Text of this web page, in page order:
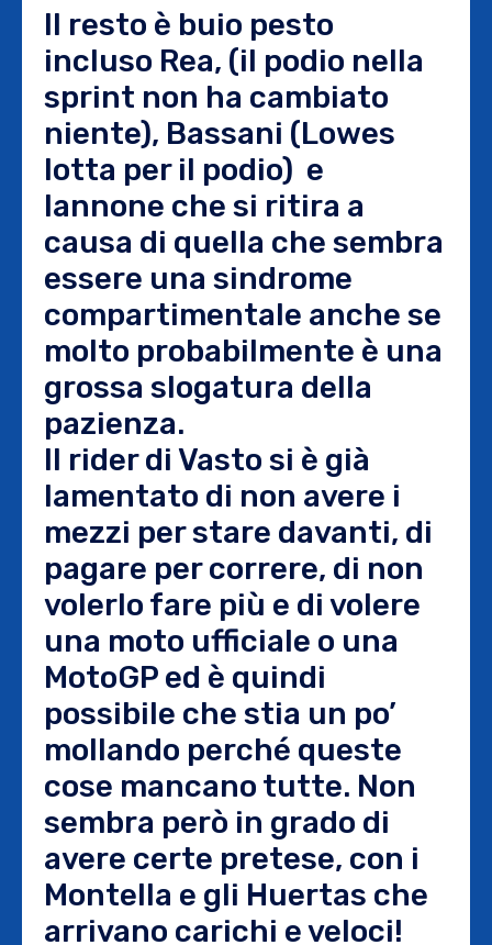
Il resto è buio pesto
incluso Rea, (il podio nella
sprint non ha cambiato
niente), Bassani (Lowes
lotta per il podio) e
Iannone che si ritira a
causa di quella che sembra
essere una sindrome
compartimentale anche se
molto probabilmente è una
grossa slogatura della
pazienza.
Il rider di Vasto si è già
lamentato di non avere i
mezzi per stare davanti, di
pagare per correre, di non
volerlo fare più e di volere
una moto ufficiale o una
MotoGP ed è quindi
possibile che stia un po’
mollando perché queste
cose mancano tutte. Non
sembra però in grado di
avere certe pretese, con i
Montella e gli Huertas che
arrivano carichi e veloci!